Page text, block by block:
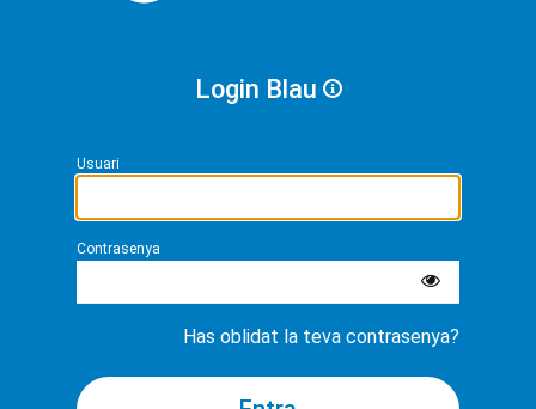
Login Blau
Usuari
Contrasenya
Has oblidat la teva contrasenya?